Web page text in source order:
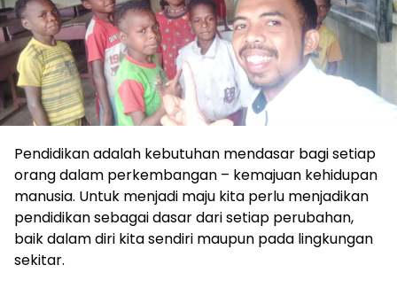
Pendidikan adalah kebutuhan mendasar bagi setiap
orang dalam perkembangan – kemajuan kehidupan
manusia. Untuk menjadi maju kita perlu menjadikan
pendidikan sebagai dasar dari setiap perubahan,
baik dalam diri kita sendiri maupun pada lingkungan
sekitar.